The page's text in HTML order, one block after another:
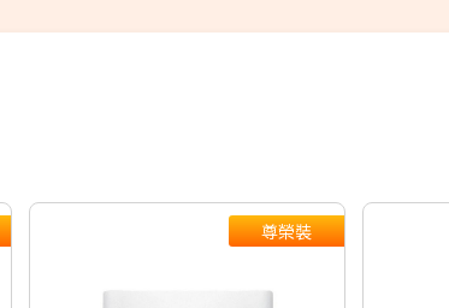
尊榮裝